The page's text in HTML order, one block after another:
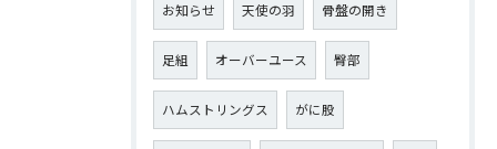
お知らせ 天使の羽 骨盤の開き
足組 オーバーユース 臀部
ハムストリングス がに股